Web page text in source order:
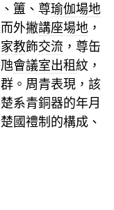
簠、尊瑜伽場地
外撇講座場地 ，
家教飾交流 ，尊缶
會議室出租紋，
。周青表現，該
系青銅器的年月
國禮制的構成、